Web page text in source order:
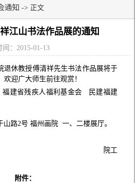
通知 -> 正文
江山书法作品展的通知
间：2015-01-13
退休教授傅清祥先生书法作品展将于
欢迎广大师生前往观赏！
福建省残疾人福利基金会 民建福建
路2号 福州画院 一、二楼展厅。
工
附件：